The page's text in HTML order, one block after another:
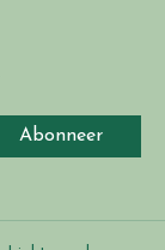
Abonneer